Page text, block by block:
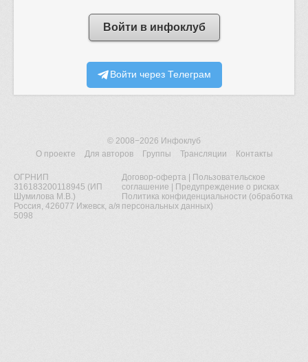
Войти в инфоклуб
Войти через Телеграм
© 2008−2026 Инфоклуб
О проекте
Для авторов Группы Трансляции Контакты
ОГРНИП
316183200118945 (ИП
Шумилова М.В.)
Россия, 426077 Ижевск, а/я
5098
Договор-оферта
Пользовательское
соглашение
Предупреждение о рисках
Политика конфиденциальности (обработка
персональных данных)